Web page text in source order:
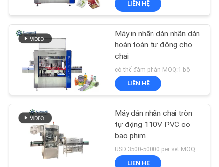
LIÊN HỆ
Máy in nhãn dán nhãn dán
hoàn toàn tự động cho
chai
có thể đàm phán MOQ:1 bộ
LIÊN HỆ
Máy dán nhãn chai tròn
tự động 110V PVC co
bao phim
LIÊN HỆ